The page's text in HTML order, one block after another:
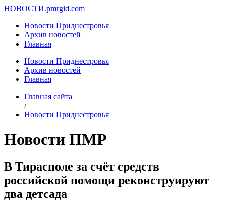
НОВОСТИ.pmrgid.com
Новости Приднестровья
Архив новостей
Главная
Новости Приднестровья
Архив новостей
Главная
Главная сайта
/
Новости Приднестровья
Новости ПМР
В Тирасполе за счёт средств
российской помощи реконструируют
два детсада